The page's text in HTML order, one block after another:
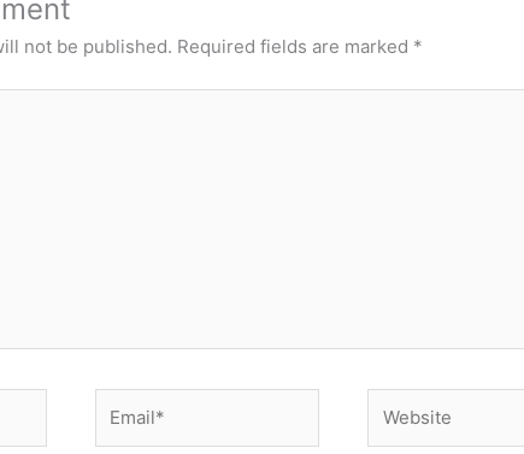
not be published. Required fields are marked *